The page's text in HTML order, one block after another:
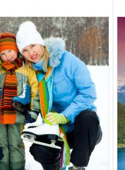
situado el llamado
", una zona especialmente
muy apreciadas por los